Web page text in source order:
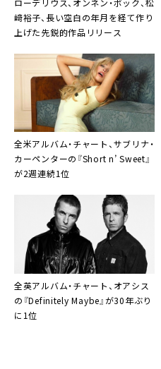
﨑裕子、長い空白の年月を経て作り
上げた先鋭的作品リリース
全米アルバム・チャート、サブリナ・
カーペンターの『Short n’ Sweet』
が2週連続1位
全英アルバム・チャート、オアシス
の『Definitely Maybe』が30年ぶり
に1位